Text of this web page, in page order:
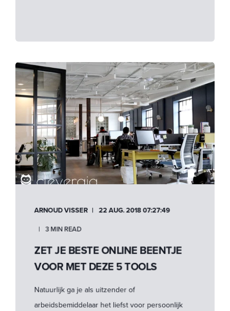
ARNOUD VISSER 22 AUG. 2018 07:27:49
3 MIN READ
ZET JE BESTE ONLINE BEENTJE
VOOR MET DEZE 5 TOOLS
Natuurlijk ga je als uitzender of
arbeidsbemiddelaar het liefst voor persoonlijk